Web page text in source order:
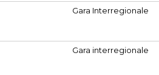
Gara Interregionale
Gara interregionale